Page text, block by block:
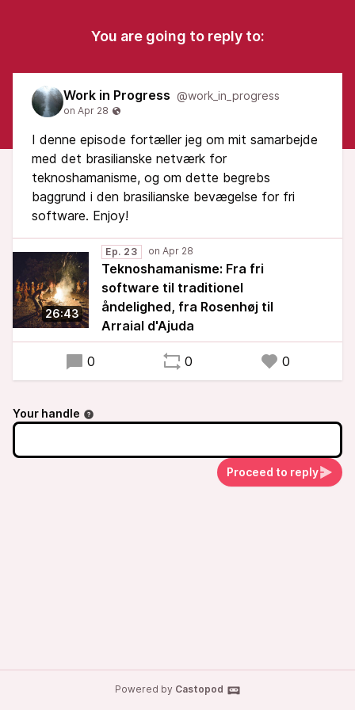
You are going to reply to:
Work in Progress @work_in_progress
I denne episode fortæller jeg om mit samarbejde
med det brasilianske netværk for
teknoshamanisme, og om dette begrebs
baggrund i den brasilianske bevægelse for fri
software. Enjoy!
26:43
Ep. 23
Teknoshamanisme: Fra fri
software til traditionel
åndelighed, fra Rosenhøj til
Arraial d'Ajuda
0 0 0
Your handle
Proceed to reply
Powered by Castopod